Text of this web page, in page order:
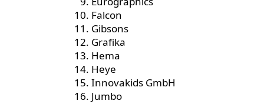
Falcon
Gibsons
Grafika
Hema
Heye
Innovakids GmbH
Jumbo